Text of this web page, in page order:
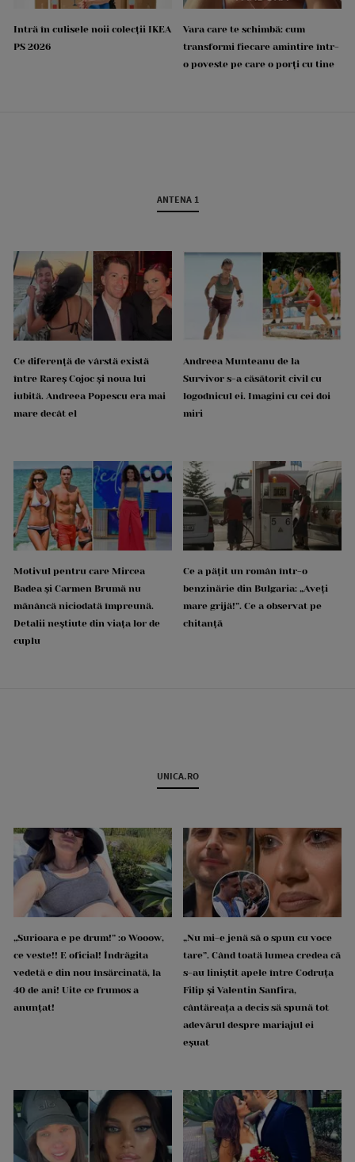
Intră în culisele noii colecții IKEA
PS 2026
Vara care te schimbă: cum
transformi fiecare amintire într-
o poveste pe care o porți cu tine
ANTENA 1
Ce diferență de vârstă există
între Rareș Cojoc și noua lui
iubită. Andreea Popescu era mai
mare decât el
Andreea Munteanu de la
Survivor s-a căsătorit civil cu
logodnicul ei. Imagini cu cei doi
miri
Motivul pentru care Mircea
Badea și Carmen Brumă nu
mănâncă niciodată împreună.
Detalii neștiute din viața lor de
cuplu
Ce a pățit un român într-o
benzinărie din Bulgaria: „Aveți
mare grijă!”. Ce a observat pe
chitanță
UNICA.RO
„Surioara e pe drum!” :o Wooow,
ce veste!! E oficial! Îndrăgita
vedetă e din nou însărcinată, la
40 de ani! Uite ce frumos a
anunțat!
„Nu mi-e jenă să o spun cu voce
tare”. Când toată lumea credea că
s-au liniștit apele între Codruța
Filip și Valentin Sanfira,
cântăreața a decis să spună tot
adevărul despre mariajul ei
eșuat